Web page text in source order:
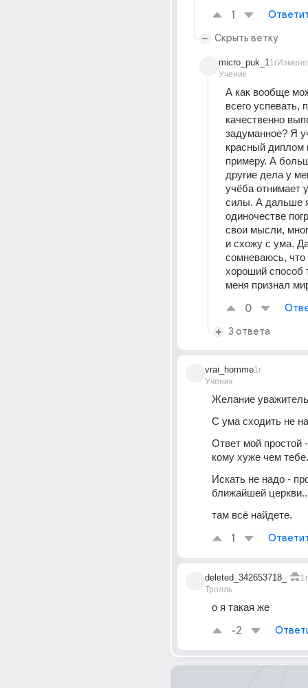
1
Скрыть ветку
micro_puk_1
Ученик
1г
А как вообще
всего успевать,
качественно
задуманное? Я
красный диплом
примеру. А
другие дела у
учёба отнимает
силы. А дальше
одиночестве
свои мысли,
и схожу с ума.
сомневаюсь, что
хороший способ
меня признал
0
3 ответа
vrai_homme
Ученик
1г
Желание
С ума сходить не
Ответ мой простой
кому хуже чем тебе.
Искать не надо -
ближайшей церкви..
там всё найдете.
1
deleted_342653718_
Тролль
1г
о я такая же
-2